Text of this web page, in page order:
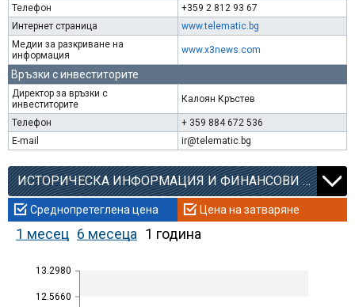
Телефон
+359 2 812 93 67
Интернет страница
www.telematic.bg
Медии за разкриване на
информация
www.x3news.com
Връзки с инвеститорите
Директор за връзки с
инвеститорите
Калоян Кръстев
Телефон
+ 359 884 672 536
E-mail
ir@telematic.bg
ИСТОРИЧЕСКА ИНФОРМАЦИЯ И ФИНАНСОВИ КОЕФИЦИЕНТИ
Среднопретеглена цена Цена на затваряне
1 месец 6 месеца 1 година
12.5660
13.2980